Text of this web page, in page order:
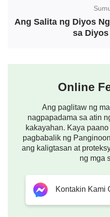
May kalawakan na ba sa
Siyempre wala! At paano
kalawakan sa gitna ng
bagay na nilayon ng
kalawakan sa gitna ng
naghiwalay ang mga
Diyos na “Mahiwalay ang
paraang ito, kasunod ng
dalawang bagong bagay,
na bagay ang lumitaw sa
bagay bilang resulta ng
Ang Salita ng Diyos
sa
Online
Ang paglitaw ng
nagpapadama sa atin
kakayahan. Kaya
pagbabalik ng
ang kaligtasan at
ng mga
Kontakin Kami